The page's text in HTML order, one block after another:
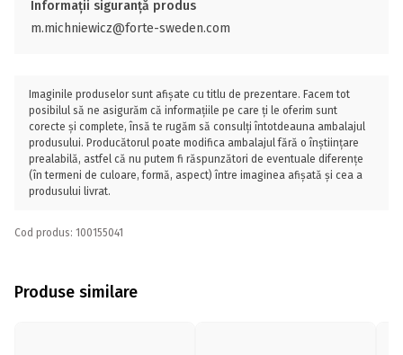
Informații siguranță produs
m.michniewicz@forte-sweden.com
Imaginile produselor sunt afișate cu titlu de prezentare. Facem tot
posibilul să ne asigurăm că informațiile pe care ți le oferim sunt
corecte și complete, însă te rugăm să consulți întotdeauna ambalajul
produsului. Producătorul poate modifica ambalajul fără o înștiințare
prealabilă, astfel că nu putem fi răspunzători de eventuale diferențe
(în termeni de culoare, formă, aspect) între imaginea afișată și cea a
produsului livrat.
Cod produs: 100155041
Produse similare